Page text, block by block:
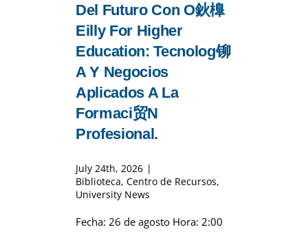
Del Futuro Con O鈥橰
Eilly For Higher
Education: Tecnolog铆
A Y Negocios
Aplicados A La
Formaci贸n
Profesional.
July 24th, 2026 |
Biblioteca, Centro de Recursos,
University News
Fecha: 26 de agosto Hora: 2:00